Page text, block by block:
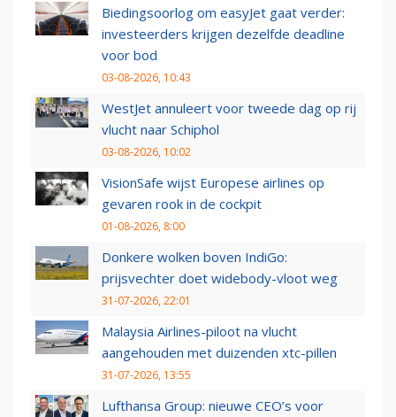
Biedingsoorlog om easyJet gaat verder:
investeerders krijgen dezelfde deadline
voor bod
03-08-2026, 10:43
WestJet annuleert voor tweede dag op rij
vlucht naar Schiphol
03-08-2026, 10:02
VisionSafe wijst Europese airlines op
gevaren rook in de cockpit
01-08-2026, 8:00
Donkere wolken boven IndiGo:
prijsvechter doet widebody-vloot weg
31-07-2026, 22:01
Malaysia Airlines-piloot na vlucht
aangehouden met duizenden xtc-pillen
31-07-2026, 13:55
Lufthansa Group: nieuwe CEO’s voor